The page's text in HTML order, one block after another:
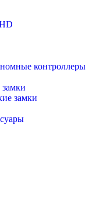
контроллеры
замки